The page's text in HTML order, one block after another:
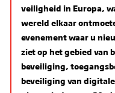
veiligheid in Europa,
wereld elkaar
evenement waar u
ziet op het gebied van
beveiliging,
beveiliging van